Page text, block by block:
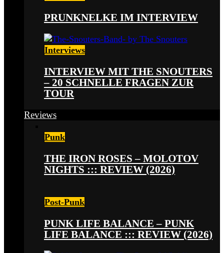
PRUNKNELKE IM INTERVIEW
Interviews
INTERVIEW MIT THE SNOUTERS
– 20 SCHNELLE FRAGEN ZUR
TOUR
Reviews
Punk
THE IRON ROSES – MOLOTOV
NIGHTS ::: REVIEW (2026)
Post-Punk
PUNK LIFE BALANCE – PUNK
LIFE BALANCE ::: REVIEW (2026)